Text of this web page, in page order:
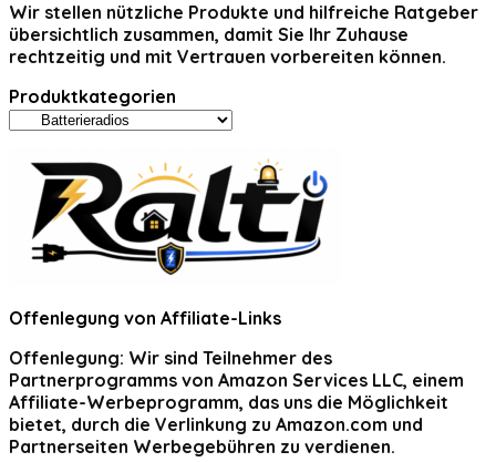
Wir stellen nützliche Produkte und hilfreiche Ratgeber
übersichtlich zusammen, damit Sie Ihr Zuhause
rechtzeitig und mit Vertrauen vorbereiten können.
Produktkategorien
Offenlegung von Affiliate-Links
Offenlegung: Wir sind Teilnehmer des
Partnerprogramms von Amazon Services LLC, einem
Affiliate-Werbeprogramm, das uns die Möglichkeit
bietet, durch die Verlinkung zu Amazon.com und
Partnerseiten Werbegebühren zu verdienen.